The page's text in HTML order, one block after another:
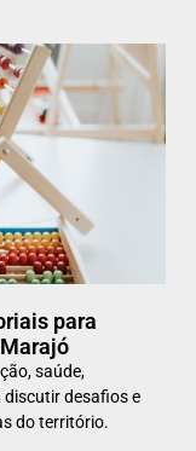
para
saúde,
desafios e
do território.